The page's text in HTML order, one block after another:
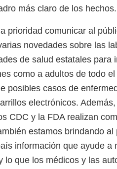
más claro de los hechos.
prioridad comunicar al
novedades sobre las
de salud estatales para
como a adultos de todo
posibles casos de
electrónicos.
CDC y la FDA realizan
estamos brindando al
información que ayude a
lo que los médicos y las